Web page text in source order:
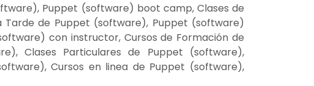
Puppet (software) boot camp, Clases de
de Puppet (software), Puppet (software)
con instructor, Cursos de Formación de
Clases Particulares de Puppet (software),
Cursos en linea de Puppet (software),